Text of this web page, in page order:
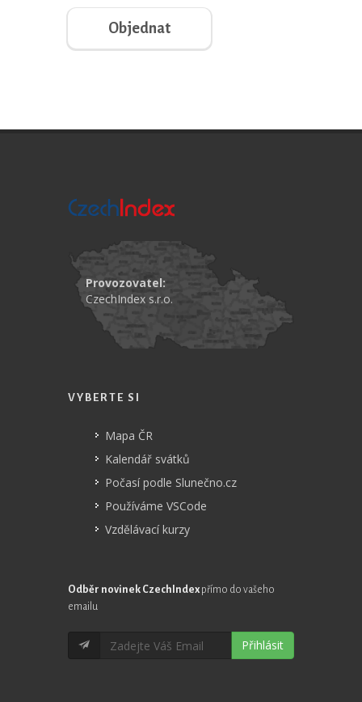
Objednat
Provozovatel:
CzechIndex s.r.o.
VYBERTE SI
Mapa ČR
Kalendář svátků
Počasí podle Slunečno.cz
Používáme VSCode
Vzdělávací kurzy
Odběr novinek CzechIndex přímo do vašeho
emailu
Přihlásit